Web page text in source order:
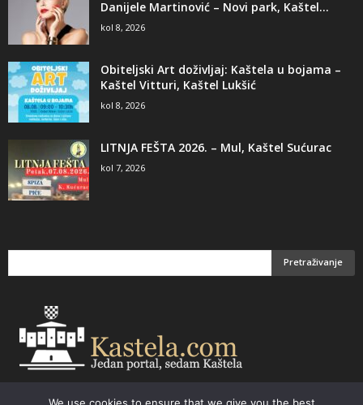
Danijele Martinović – Novi park, Kaštel...
kol 8, 2026
Obiteljski Art doživljaj: Kaštela u bojama –
Kaštel Vitturi, Kaštel Lukšić
kol 8, 2026
LITNJA FEŠTA 2026. – Mul, Kaštel Sućurac
kol 7, 2026